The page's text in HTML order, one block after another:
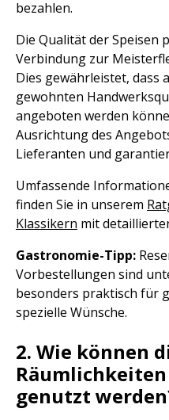
bezahlen.
Die Qualität der
Verbindung zur
Dies gewährleistet, dass
gewohnten
angeboten werden
Ausrichtung des
Lieferanten und
Umfassende
finden Sie in unserem
Klassikern mit
Gastronomie-Tipp:
Vorbestellungen sind
besonders praktisch für
spezielle Wünsche.
2. Wie können
genutzt